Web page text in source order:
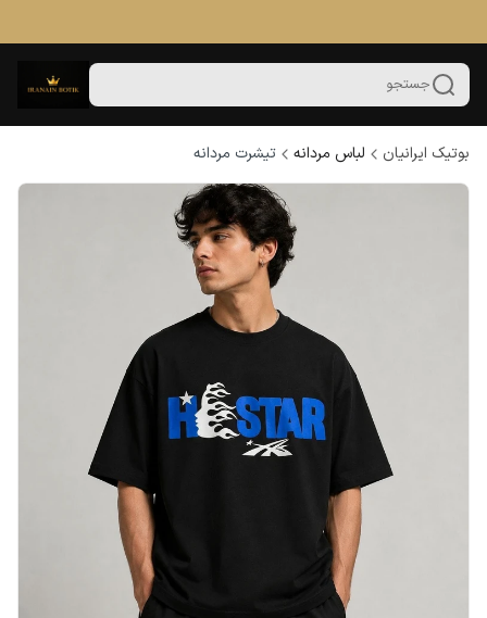
جستجو
بوتیک ایرانیان لباس مردانه تیشرت مردانه